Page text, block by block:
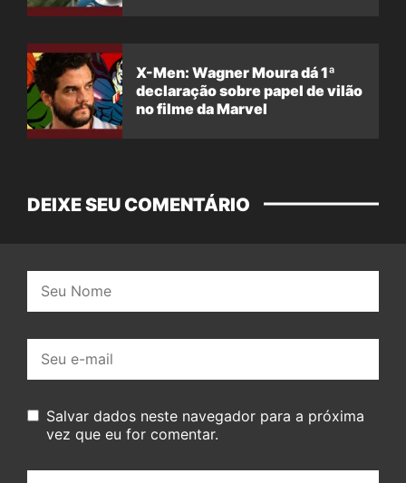
X-Men: Wagner Moura dá 1ª
declaração sobre papel de vilão
no filme da Marvel
DEIXE SEU COMENTÁRIO
mail:
Salvar dados neste navegador para a próxima
vez que eu for comentar.